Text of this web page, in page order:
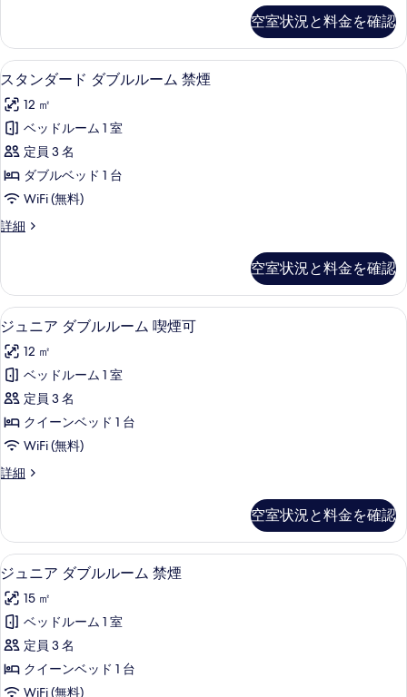
真
を
表
示
す
る
ー
ム
禁
煙
の
す
べ
て
の
を
表
示
す
る
ー
ダ
ブ
ル
ー
ム
禁
煙
の
詳
細
空室状況と料金を確認
ス
タ
ン
ダ
ー
ド
ブ
ル
ー
ム
禁
煙
の
す
べ
て
真
を
表
示
す
る
デスク、アイロン / アイロン台、
12
スタンダード ダブルルーム 禁煙
12 ㎡
ベッドルーム 1 室
定員 3 名
ダブルベッド 1 台
WiFi (無料)
詳細
ス
ー
ド
ダ
ル
ル
ー
ム
禁
煙
の
詳
空室状況と料金を確認
ジ
ュ
ニ
ア
ダ
ブ
ル
ム
喫
煙
可
の
す
べ
デスク、アイロン / アイロン台、
12
ジュニア ダブルルーム 喫煙可
12 ㎡
ベッドルーム 1 室
定員 3 名
クイーンベッド 1 台
WiFi (無料)
詳細
ジ
ダ
ブ
ル
ー
ム
喫
煙
可
の
空室状況と料金を確認
ジ
ュ
ニ
ア
ダ
ブ
デスク、アイロン / アイロン台、
12
ジュニア ダブルルーム 禁煙
15 ㎡
ベッドルーム 1 室
定員 3 名
クイーンベッド 1 台
WiFi (無料)